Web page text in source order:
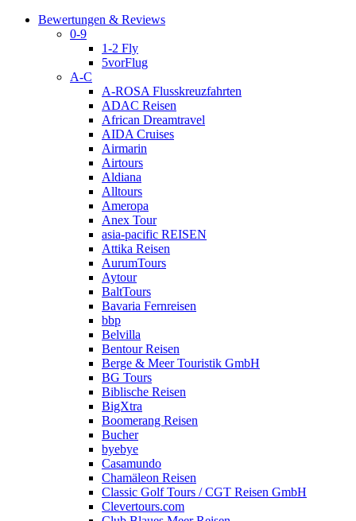
Bewertungen & Reviews
0-9
1-2 Fly
5vorFlug
A-C
A-ROSA Flusskreuzfahrten
ADAC Reisen
African Dreamtravel
AIDA Cruises
Airmarin
Airtours
Aldiana
Alltours
Ameropa
Anex Tour
asia-pacific REISEN
Attika Reisen
AurumTours
Aytour
BaltTours
Bavaria Fernreisen
bbp
Belvilla
Bentour Reisen
Berge & Meer Touristik GmbH
BG Tours
Biblische Reisen
BigXtra
Boomerang Reisen
Bucher
byebye
Casamundo
Chamäleon Reisen
Classic Golf Tours / CGT Reisen GmbH
Clevertours.com